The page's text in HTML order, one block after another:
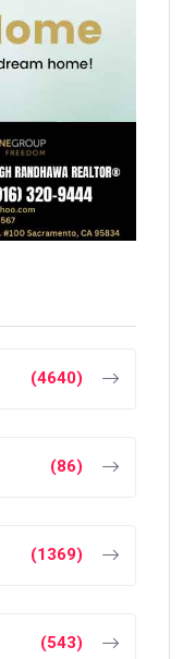
(4640)
(86)
(1369)
(543)